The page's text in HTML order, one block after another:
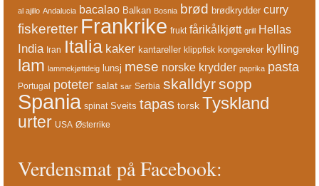
al ajillo Andalucia bacalao Balkan Bosnia brød brødkrydder curry
fiskeretter Frankrike frukt fårikålkjøtt grill Hellas
India Iran Italia kaker kantareller klippfisk kongereker kylling
lam lammekjøttdeig lunsj mese norske krydder paprika pasta
Portugal poteter salat sar Serbia skalldyrsopp
Spania spinat Sveits tapas torsk Tyskland
urter USA Østerrike
Verdensmat på Facebook: